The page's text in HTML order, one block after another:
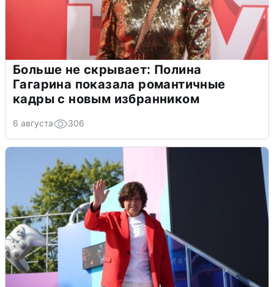
Больше не скрывает: Полина
Гагарина показала романтичные
кадры с новым избранником
6 августа 306